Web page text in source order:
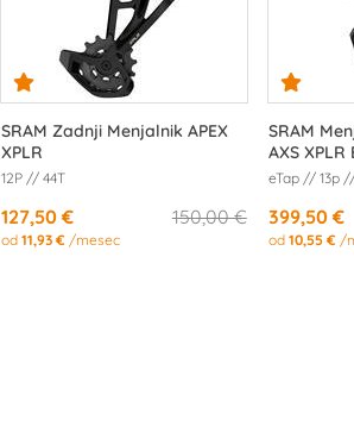
SRAM Zadnji Menjalnik APEX
XPLR
12P // 44T
150,00 €
127,50 €
od11,93 € /mesec
SRAM
AXS XPLR
eTap // 13p
399,50 €
od 10,55 € /